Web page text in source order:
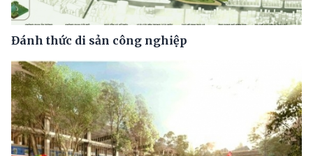
Đánh thức di sản công nghiệp